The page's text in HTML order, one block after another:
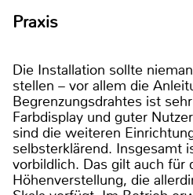
Praxis
Die Installation sollte
stellen – vor allem die
Begrenzungsdrahtes ist
Farbdisplay und guter
sind die weiteren
selbsterklärend. Insgesamt
vorbildlich. Das gilt auch für
Höhenverstellung, die